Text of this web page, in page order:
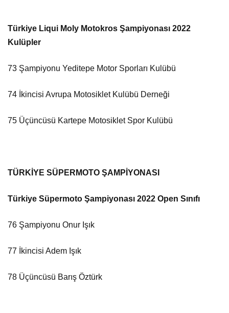
Türkiye Liqui Moly Motokros Şampiyonası 2022
Kulüpler
73 Şampiyonu Yeditepe Motor Sporları Kulübü
74 İkincisi Avrupa Motosiklet Kulübü Derneği
75 Üçüncüsü Kartepe Motosiklet Spor Kulübü
TÜRKİYE SÜPERMOTO ŞAMPİYONASI
Türkiye Süpermoto Şampiyonası 2022 Open Sınıfı
76 Şampiyonu Onur Işık
77 İkincisi Adem Işık
78 Üçüncüsü Barış Öztürk